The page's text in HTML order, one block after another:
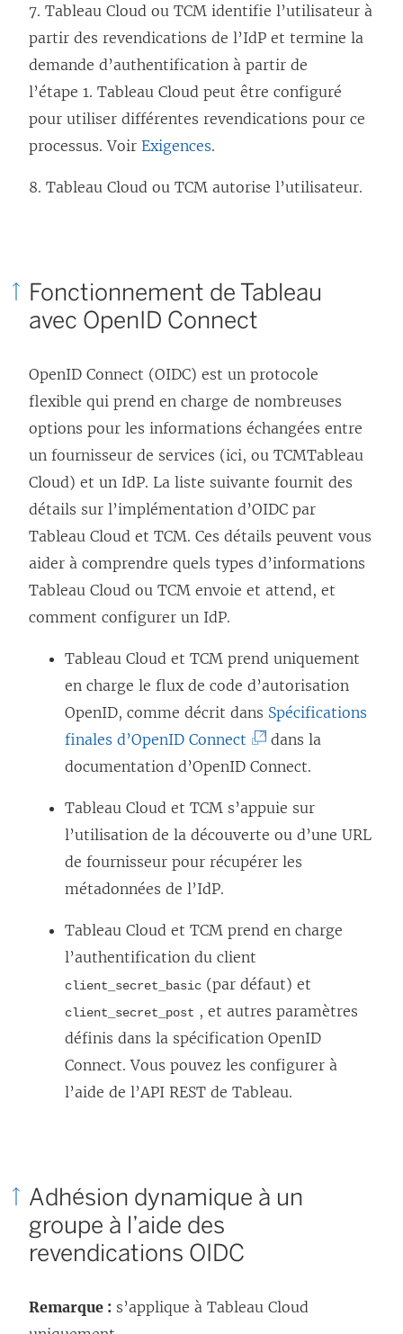
n
e
n
o
u
e
f
e
ê
t
r
e
)
u
n
e
n
o
u
v
e
f
n
ê
t
r
)
s
u
n
e
n
u
l
e
e
n
ê
t
r
e
)
7. Tableau Cloud ou TCM identifie l’utilisateur à
partir des revendications de l’IdP et termine la
demande d’authentification à partir de
l’étape 1. Tableau Cloud peut être configuré
pour utiliser différentes revendications pour ce
processus. Voir Exigences.
8. Tableau Cloud ou TCM autorise l’utilisateur.
Fonctionnement de Tableau
avec OpenID Connect
OpenID Connect (OIDC) est un protocole
flexible qui prend en charge de nombreuses
options pour les informations échangées entre
un fournisseur de services (ici, ou TCMTableau
Cloud) et un IdP. La liste suivante fournit des
détails sur l’implémentation d’OIDC par
Tableau Cloud et TCM. Ces détails peuvent vous
aider à comprendre quels types d’informations
Tableau Cloud ou TCM envoie et attend, et
comment configurer un IdP.
Tableau Cloud et TCM prend uniquement
en charge le flux de code d’autorisation
OpenID, comme décrit dans Spécifications
finales d’OpenID Connect
L
l
i
e
s
’
o
u
v
r
e
s
n
dans la
documentation d’OpenID Connect.
Tableau Cloud et TCM s’appuie sur
l’utilisation de la découverte ou d’une URL
de fournisseur pour récupérer les
métadonnées de l’IdP.
Tableau Cloud et TCM prend en charge
l’authentification du client
client_secret_basic (par défaut) et
client_secret_post , et autres paramètres
définis dans la spécification OpenID
Connect. Vous pouvez les configurer à
l’aide de l’API REST de Tableau.
Adhésion dynamique à un
groupe à l’aide des
revendications OIDC
Remarque : s’applique à Tableau Cloud